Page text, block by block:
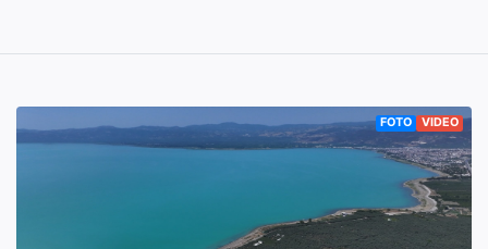
FOTO VIDEO